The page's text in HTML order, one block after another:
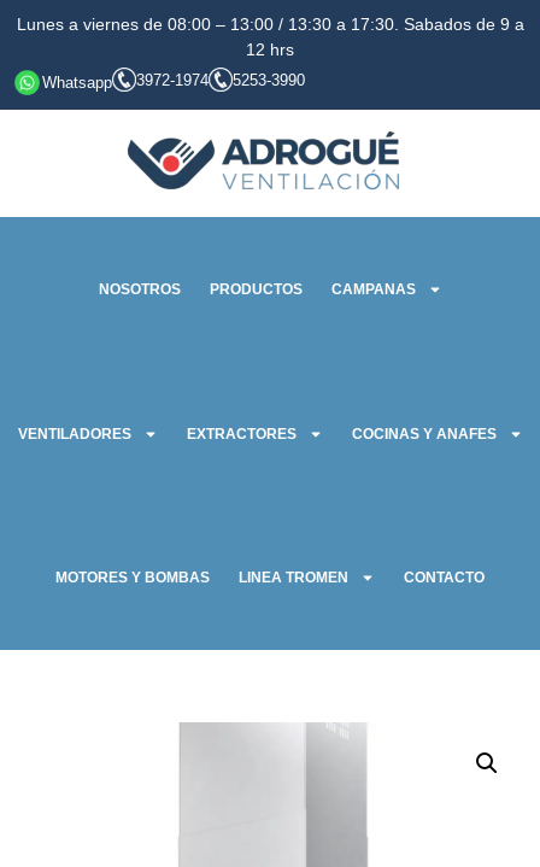
Lunes a viernes de 08:00 – 13:00 / 13:30 a 17:30. Sabados de 9 a
12 hrs
Whatsapp 3972-1974 5253-3990
NOSOTROS PRODUCTOS CAMPANAS
VENTILADORES EXTRACTORES COCINAS Y ANAFES
MOTORES Y BOMBAS LINEA TROMEN CONTACTO